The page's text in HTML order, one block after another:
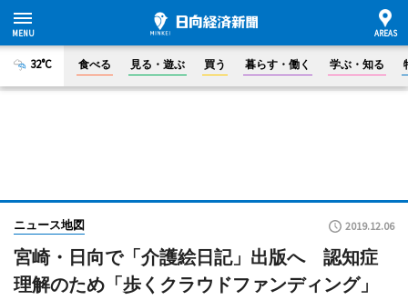
32°C 食べる 見る・遊ぶ 買う 暮らす・働く 学ぶ・知る
ニュース地図 2019.12.06
宮崎・日向で「介護絵日記」出版へ 認知症
理解のため「歩くクラウドファンディング」